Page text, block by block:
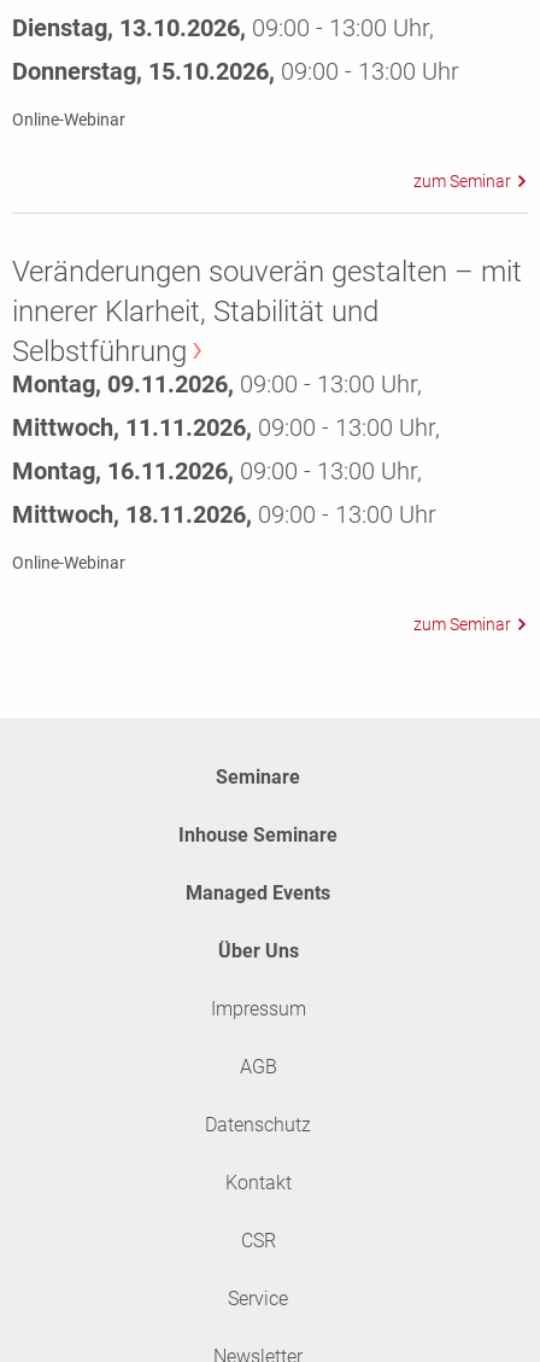
Dienstag, 13.10.2026, 09:00 - 13:00 Uhr,
Donnerstag, 15.10.2026, 09:00 - 13:00 Uhr
Online-Webinar
Veränderungen souverän gestalten – mit
innerer Klarheit, Stabilität und
Selbstführung
Montag, 09.11.2026, 09:00 - 13:00 Uhr,
Mittwoch, 11.11.2026, 09:00 - 13:00 Uhr,
Montag, 16.11.2026, 09:00 - 13:00 Uhr,
Mittwoch, 18.11.2026, 09:00 - 13:00 Uhr
Online-Webinar
Seminare
Inhouse Seminare
Managed Events
Über Uns
Impressum
AGB
Datenschutz
Kontakt
CSR
Service
Newsletter